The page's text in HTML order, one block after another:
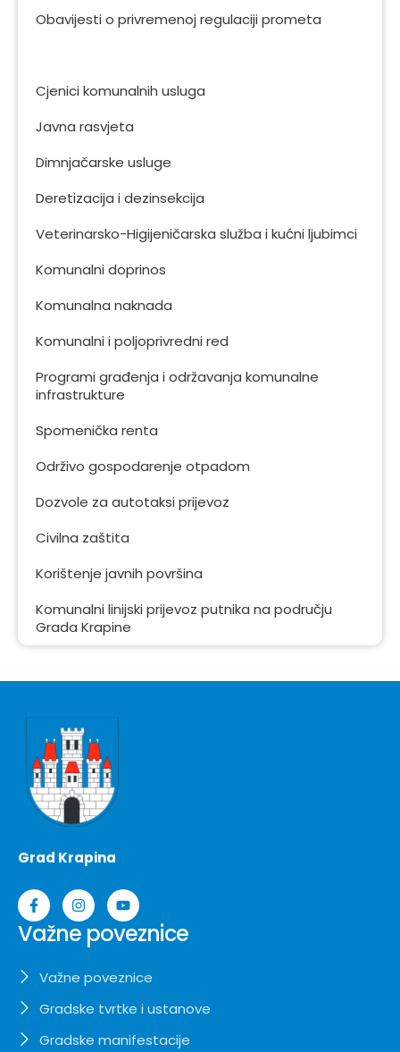
Obavijesti o privremenoj regulaciji prometa
Cjenici komunalnih usluga
Javna rasvjeta
Dimnjačarske usluge
Deretizacija i dezinsekcija
Veterinarsko-Higijeničarska služba i kućni ljubimci
Komunalni doprinos
Komunalna naknada
Komunalni i poljoprivredni red
Programi građenja i održavanja komunalne
infrastrukture
Spomenička renta
Održivo gospodarenje otpadom
Dozvole za autotaksi prijevoz
Civilna zaštita
Korištenje javnih površina
Komunalni linijski prijevoz putnika na području
Grada Krapine
Grad Krapina
Važne poveznice
Važne poveznice
Gradske tvrtke i ustanove
Gradske manifestacije